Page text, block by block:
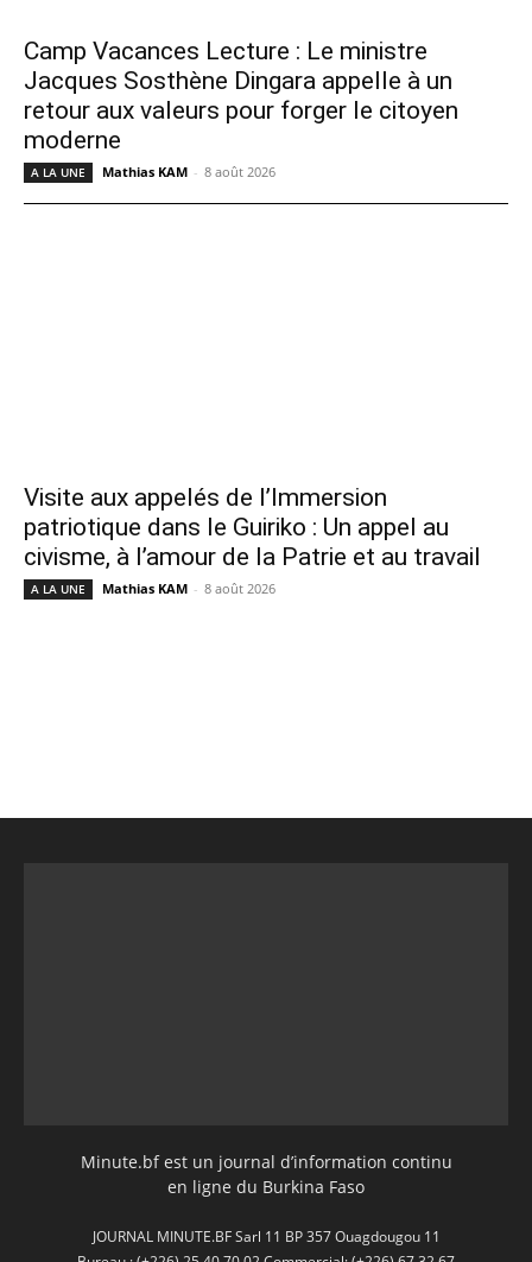
Camp Vacances Lecture : Le ministre
Jacques Sosthène Dingara appelle à un
retour aux valeurs pour forger le citoyen
moderne
A LA UNE Mathias KAM - 8 août 2026
Visite aux appelés de l’Immersion
patriotique dans le Guiriko : Un appel au
civisme, à l’amour de la Patrie et au travail
A LA UNE Mathias KAM - 8 août 2026
Minute.bf est un journal d’information continu
en ligne du Burkina Faso
JOURNAL MINUTE.BF Sarl 11 BP 357 Ouagdougou 11